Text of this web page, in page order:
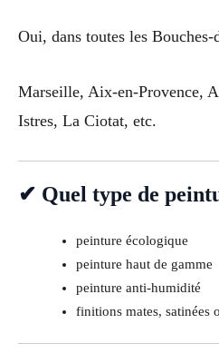
Oui, dans toutes les Bouches-
Marseille, Aix-en-Provence,
Istres, La Ciotat, etc.
✔ Quel type de
peinture écologique
peinture haut de gamme
peinture anti-humidité
finitions mates, satinées